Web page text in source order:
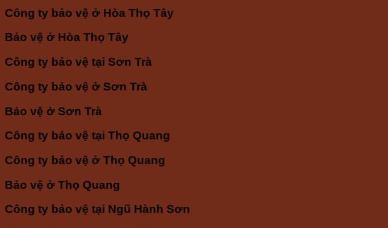
Công ty bảo vệ ở Hòa Thọ Tây
Bảo vệ ở Hòa Thọ Tây
Công ty bảo vệ tại Sơn Trà
Công ty bảo vệ ở Sơn Trà
Bảo vệ ở Sơn Trà
Công ty bảo vệ tại Thọ Quang
Công ty bảo vệ ở Thọ Quang
Bảo vệ ở Thọ Quang
Công ty bảo vệ tại Ngũ Hành Sơn